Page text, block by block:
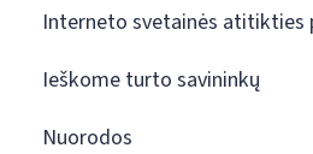
Interneto svetainės atitikties
Ieškome turto savininkų
Nuorodos